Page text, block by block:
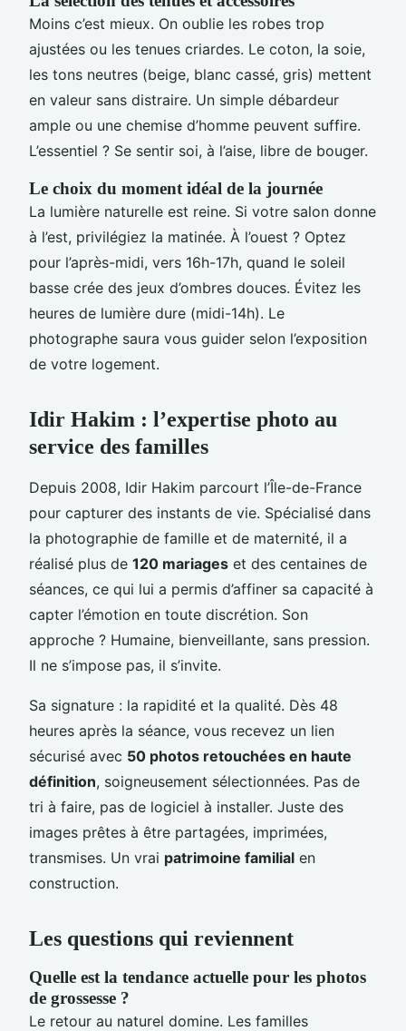
Moins c’est mieux. On oublie les robes trop
ajustées ou les tenues criardes. Le coton, la soie,
les tons neutres (beige, blanc cassé, gris) mettent
en valeur sans distraire. Un simple débardeur
ample ou une chemise d’homme peuvent suffire.
L’essentiel ? Se sentir soi, à l’aise, libre de bouger.
Le choix du moment idéal de la journée
La lumière naturelle est reine. Si votre salon donne
à l’est, privilégiez la matinée. À l’ouest ? Optez
pour l’après-midi, vers 16h-17h, quand le soleil
basse crée des jeux d’ombres douces. Évitez les
heures de lumière dure (midi-14h). Le
photographe saura vous guider selon l’exposition
de votre logement.
Idir Hakim : l’expertise photo au
service des familles
Depuis 2008, Idir Hakim parcourt l’Île-de-France
pour capturer des instants de vie. Spécialisé dans
la photographie de famille et de maternité, il a
réalisé plus de 120 mariages et des centaines de
séances, ce qui lui a permis d’affiner sa capacité à
capter l’émotion en toute discrétion. Son
approche ? Humaine, bienveillante, sans pression.
Il ne s’impose pas, il s’invite.
Sa signature : la rapidité et la qualité. Dès 48
heures après la séance, vous recevez un lien
sécurisé avec 50 photos retouchées en haute
définition, soigneusement sélectionnées. Pas de
tri à faire, pas de logiciel à installer. Juste des
images prêtes à être partagées, imprimées,
transmises. Un vrai patrimoine familial en
construction.
Les questions qui reviennent
Quelle est la tendance actuelle pour les photos
de grossesse ?
Le retour au naturel domine. Les familles